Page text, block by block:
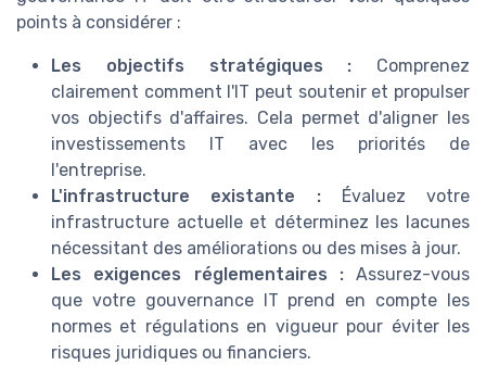
points à considérer :
Les objectifs stratégiques : Comprenez
clairement comment l'IT peut soutenir et propulser
vos objectifs d'affaires. Cela permet d'aligner les
investissements IT avec les priorités de
l'entreprise.
L'infrastructure existante :Évaluez votre
infrastructure actuelle et déterminez les lacunes
nécessitant des améliorations ou des mises à jour.
Les exigences réglementaires :Assurez-vous
que votre gouvernance IT prend en compte les
normes et régulations en vigueur pour éviter les
risques juridiques ou financiers.